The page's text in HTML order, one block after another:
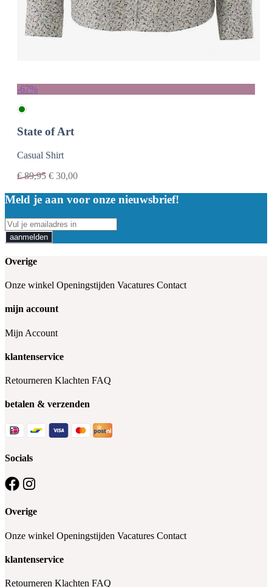
-67%
State of Art
Casual Shirt
€89,95 € 30,00
Meld je aan voor onze nieuwsbrief!
aanmelden
Overige
Onze winkel Openingstijden Vacatures Contact
mijn account
Mijn Account
klantenservice
Retourneren Klachten FAQ
betalen & verzenden
Socials
Overige
Onze winkel Openingstijden Vacatures Contact
klantenservice
Retourneren Klachten FAQ